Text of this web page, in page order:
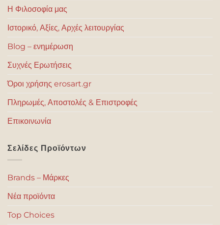
Η Φιλοσοφία μας
Ιστορικό, Αξίες, Αρχές λειτουργίας
Blog – ενημέρωση
Συχνές Ερωτήσεις
Όροι χρήσης erosart.gr
Πληρωμές, Αποστολές & Επιστροφές
Επικοινωνία
Σελίδες Προϊόντων
Brands – Μάρκες
Νέα προϊόντα
Top Choices